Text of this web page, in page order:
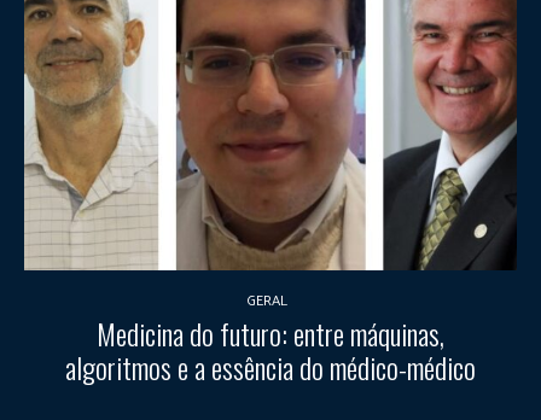
GERAL
Medicina do futuro: entre máquinas,
algoritmos e a essência do médico-médico